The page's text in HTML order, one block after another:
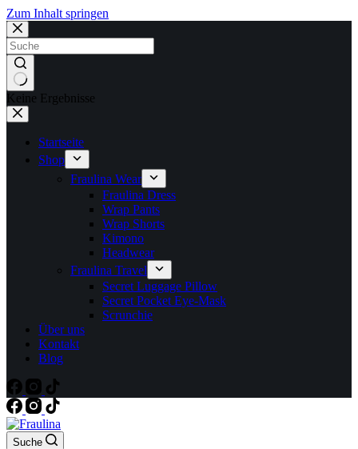
Zum Inhalt springen
Keine Ergebnisse
Startseite
Shop
Fraulina Wear
Fraulina Dress
Wrap Pants
Wrap Shorts
Kimono
Headwear
Fraulina Travel
Secret Luggage Pillow
Secret Pocket Eye-Mask
Scrunchie
Über uns
Kontakt
Blog
Suche